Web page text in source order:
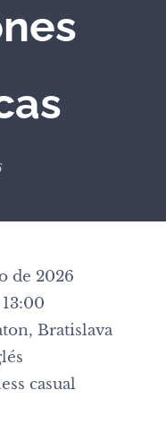
de 2026
Bratislava
casual